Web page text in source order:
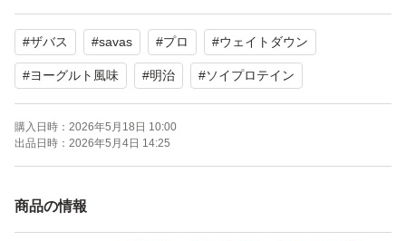
#ザバス #savas #プロ #ウェイトダウン
#ヨーグルト風味 #明治 #ソイプロテイン
購入日時： 2026年5月18日 10:00
出品日時： 2026年5月4日 14:25
商品の情報